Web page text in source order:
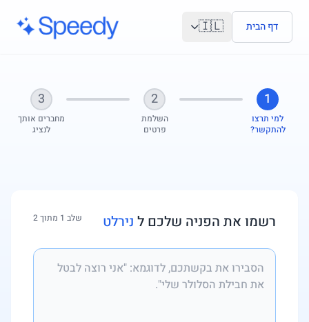
דלג לתוכן הראשי
דף הבית 🇮🇱
1
למי תרצו
להתקשר?
2
השלמת
פרטים
3
מחברים אותך
לנציג
רשמו את הפניה שלכם ל נירלט שלב 1 מתוך 2